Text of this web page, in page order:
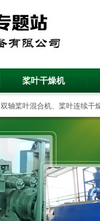
桨叶干燥机
轴桨叶混合机、桨叶连续干